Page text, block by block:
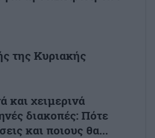
της Κυριακής
και χειμερινά
διακοπές: Πότε
και ποιους θα...